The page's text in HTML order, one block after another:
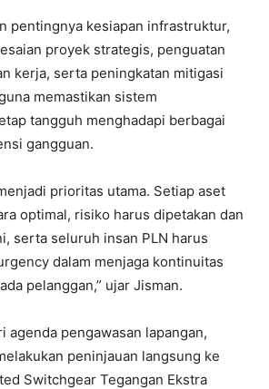
pentingnya kesiapan infrastruktur,
proyek strategis, penguatan
kerja, serta peningkatan mitigasi
memastikan sistem
tangguh menghadapi berbagai
gangguan.
prioritas utama. Setiap aset
optimal, risiko harus dipetakan dan
serta seluruh insan PLN harus
dalam menjaga kontinuitas
pelanggan,” ujar Jisman.
agenda pengawasan lapangan,
peninjauan langsung ke
Switchgear Tegangan Ekstra